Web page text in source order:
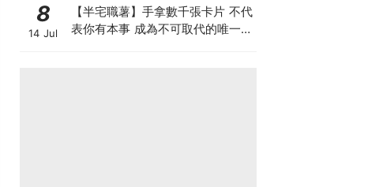
8
14 Jul
【半宅職薯】手拿數千張卡片 不代
表你有本事 成為不可取代的唯一中